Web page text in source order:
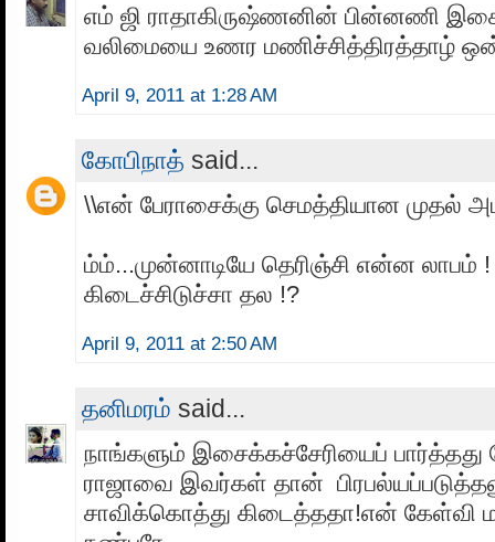
எம் ஜி ராதாகிருஷ்ணனின் பின்னணி
வலிமையை உணர மணிச்சித்திரத்தாழ்
April 9, 2011 at 1:28 AM
கோபிநாத் said...
\\என் பேராசைக்கு செமத்தியான முதல்
ம்ம்...முன்னாடியே தெரிஞ்சி என்ன லாபம்
கிடைச்சிடுச்சா தல !?
April 9, 2011 at 2:50 AM
தனிமரம் said...
நாங்களும் இசைக்கச்சேரியைப் பார்த்தது
ராஜாவை இவர்கள் தான்
சாவிக்கொத்து கிடைத்ததா!என் கேள்வி